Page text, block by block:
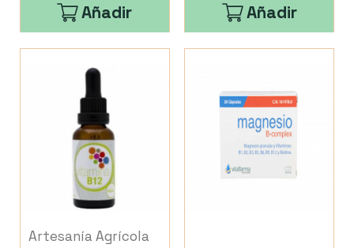
Añadir
Añadir
Artesanía Agrícola